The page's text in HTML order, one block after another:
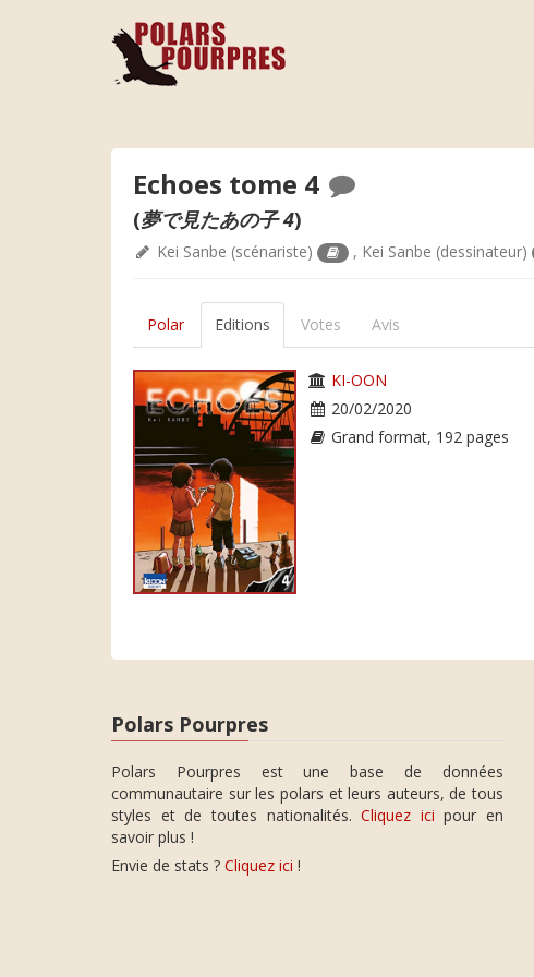
Echoes tome 4
(夢で見たあの子 4)
Kei Sanbe (scénariste) , Kei Sanbe (dessinateur)
Polar Editions Votes Avis
KI-OON
20/02/2020
Grand format, 192 pages
Polars Pourpres
Polars Pourpres est une base de données
communautaire sur les polars et leurs auteurs, de tous
styles et de toutes nationalités.Cliquez ici pour en
savoir plus !
Envie de stats ? Cliquez ici !